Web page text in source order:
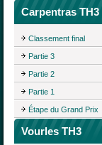
Carpentras TH3
Classement final
Partie 3
Partie 2
Partie 1
Étape du Grand Prix
Vourles TH3